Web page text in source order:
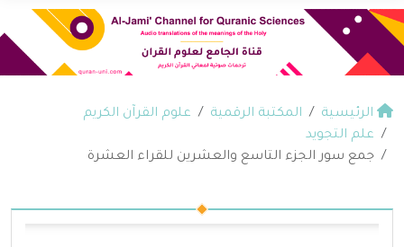
الرئيسية المكتبة الرقمية
علوم القرآن الكريم
علم التجويد
جمع سور الجزء التاسع والعشرين للقراء العشرة